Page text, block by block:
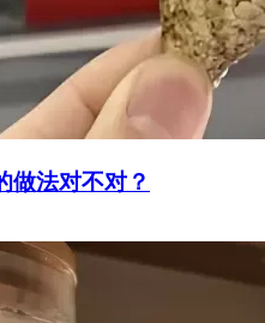
做法对不对？